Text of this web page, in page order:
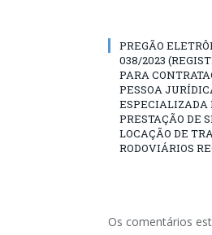
PREGÃO
038/2023
PARA
PESSOA
ESPECIALIZADA
PRESTAÇÃO DE
LOCAÇÃO DE
RODOVIÁRIOS
Os comentários